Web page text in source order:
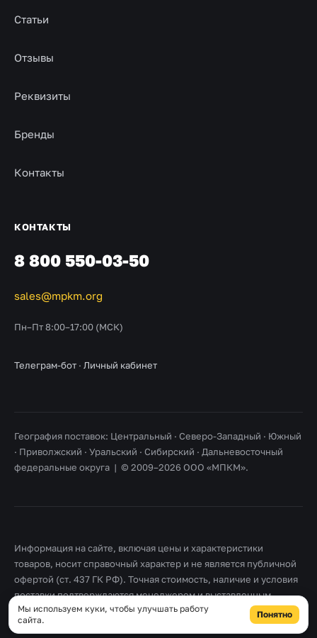
Статьи
Отзывы
Реквизиты
Бренды
Контакты
КОНТАКТЫ
8 800 550-03-50
sales@mpkm.org
Пн–Пт 8:00–17:00 (МСК)
Телеграм-бот · Личный кабинет
География поставок: Центральный · Северо-Западный · Южный
· Приволжский · Уральский · Сибирский · Дальневосточный
федеральные округа | © 2009–2026 ООО «МПКМ».
Информация на сайте, включая цены и характеристики
товаров, носит справочный характер и не является публичной
офертой (ст. 437 ГК РФ). Точная стоимость, наличие и условия
поставки подтверждаются менеджером и выставленным
счетом. Товарные знаки принадлежат их правообладателям.
Правовая информация
Согласие на обработку персональных
Мы используем куки, чтобы улучшать работу
сайта.
Понятно